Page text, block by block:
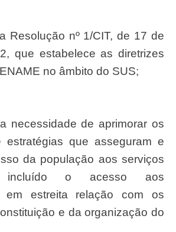
que estabelece as diretrizes
no âmbito do SUS;
estratégias que asseguram e
da população aos serviços
o acesso aos
em estreita relação com os
e da organização do